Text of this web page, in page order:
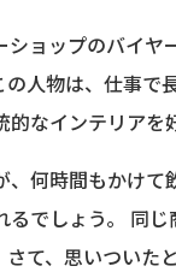
ョップのバイヤ
人物は、仕事で
なインテリアを
何時間もかけて
でしょう。 同
て、思いついた